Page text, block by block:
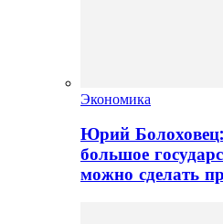
Экономика
Юрий
большое
можно сделать